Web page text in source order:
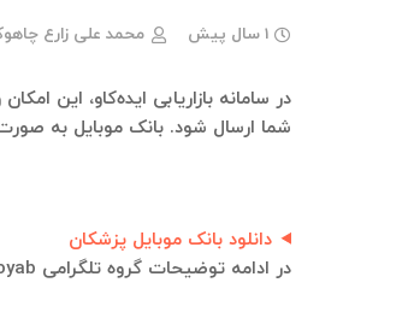
1 سال پیش محمد علی زارع
شما ارسال شود. بانک موبایل به
دانلود بانک موبایل پزشکان
در ادامه توضیحات گروه تلگرامی Darooyab که بانک موبایل و بانک اطلاعاتی از اعضای فعلی و قبلی آن قابل استخراج هست، آورده شده است: